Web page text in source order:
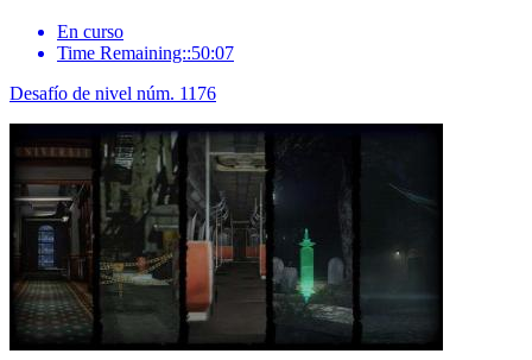
En curso
Time Remaining::50:07
Desafío de nivel núm. 1176